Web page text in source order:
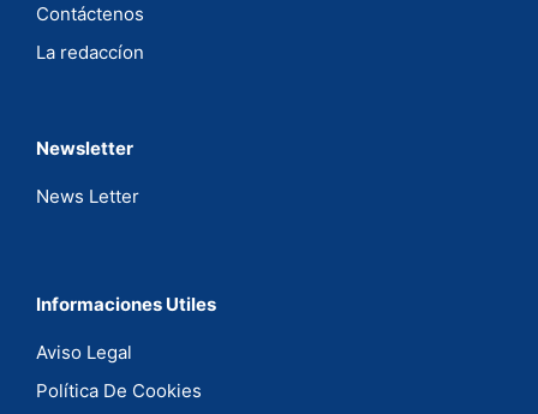
Contáctenos
La redaccíon
Newsletter
News Letter
Informaciones Utiles
Aviso Legal
Política De Cookies